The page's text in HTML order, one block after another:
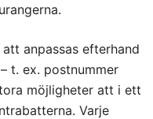
anpassas efterhand
t. ex. postnummer
möjligheter att i ett
Varje